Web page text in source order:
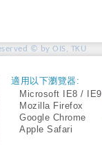
© by OIS, TKU
適用以下瀏覽器:
Microsoft IE8 / IE9
Mozilla Firefox
Google Chrome
Apple Safari